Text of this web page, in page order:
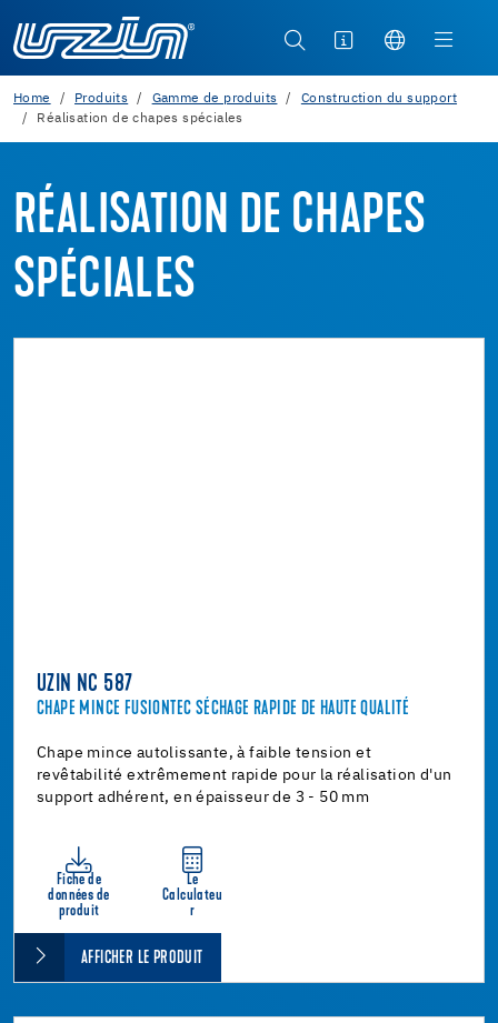
Home Produits Gamme de produits
Construction du support
Réalisation de chapes spéciales
RÉALISATION DE CHAPES
SPÉCIALES
UZIN NC 587
CHAPE MINCE FUSIONTEC SÉCHAGE RAPIDE DE HAUTE QUALITÉ
Chape mince autolissante, à faible tension et
revêtabilité extrêmement rapide pour la réalisation d'un
support adhérent, en épaisseur de 3 - 50 mm
Fiche de
données de
produit
Le
Calculateu
r
AFFICHER LE PRODUIT